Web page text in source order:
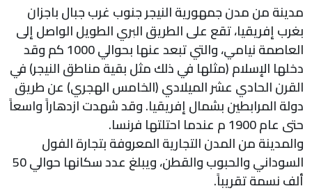
مدينة من مدن جمهورية النيجر جنوب غرب جبال باجزان
بغرب إفريقيا، تقع على الطريق البري الطويل الواصل إلى
العاصمة نيامي، والتي تبعد عنها بحوالي 1000 كم وقد
دخلها الإسلام (مثلها في ذلك مثل بقية مناطق النيجر) في
القرن الحادي عشر الميلادي (الخامس الهجري) عن طريق
دولة المرابطين بشمال إفريقيا. وقد شهدت ازدهاراً واسعاً
حتى عام 1900 م عندما احتلتها فرنسا.
والمدينة من المدن التجارية المعروفة بتجارة الفول
السوداني والحبوب والقطن، ويبلغ عدد سكانها حوالي 50
ألف نسمة تقريباً.